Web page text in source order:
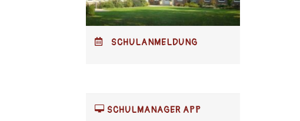
SCHULANMELDUNG
SCHULMANAGER APP